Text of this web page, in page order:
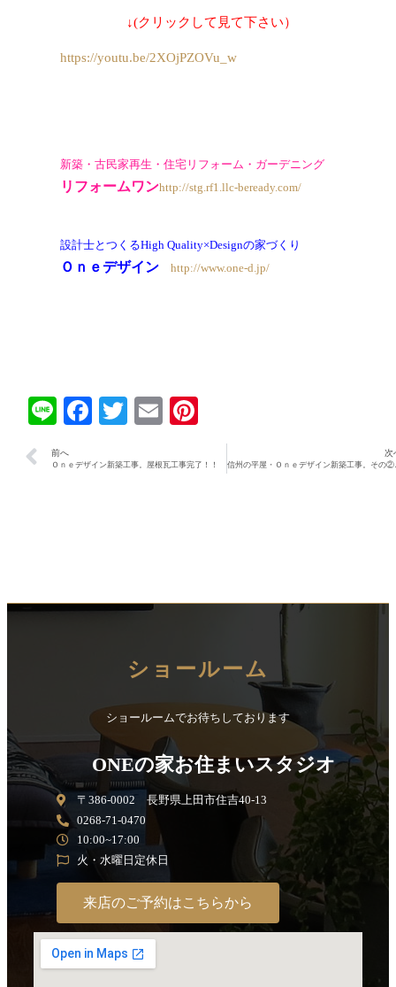
↓(クリックして見て下さい）
https://youtu.be/2XOjPZOVu_w
新築・古民家再生・住宅リフォーム・ガーデニング
リフォームワンhttp://stg.rf1.llc-beready.com/
設計士とつくるHigh Quality×Designの家づくり
Ｏｎｅデザイン http://www.one-d.jp/
LineFacebook
TwitterEmail
前へ
Ｏｎｅデザイン新築工事。屋根瓦工事完了！！
次
ショールーム
ショールームでお待ちしております
ONEの家お住まいスタジオ
〒386-0002 長野県上田市住吉40-13
0268-71-0470
10:00~17:00
火・水曜日定休日
来店のご予約はこちらから